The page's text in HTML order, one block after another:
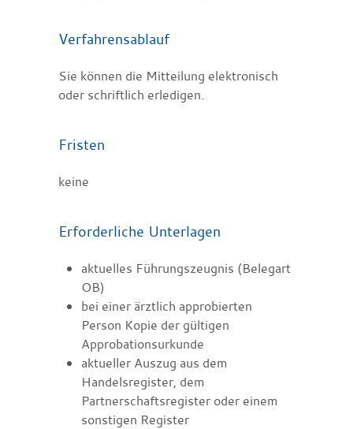
Verfahrensablauf
Sie können die Mitteilung elektronisch
oder schriftlich erledigen.
Fristen
keine
Erforderliche Unterlagen
aktuelles Führungszeugnis (Belegart
OB)
bei einer ärztlich approbierten
Person Kopie der gültigen
Approbationsurkunde
aktueller Auszug aus dem
Handelsregister, dem
Partnerschaftsregister oder einem
sonstigen Register